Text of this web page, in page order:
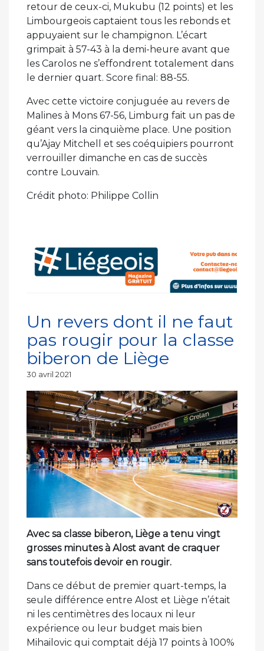
retour de ceux-ci, Mukubu (12 points) et les
Limbourgeois captaient tous les rebonds et
appuyaient sur le champignon. L’écart
grimpait à 57-43 à la demi-heure avant que
les Carolos ne s’effondrent totalement dans
le dernier quart. Score final: 88-55.
Avec cette victoire conjuguée au revers de
Malines à Mons 67-56, Limburg fait un pas de
géant vers la cinquième place. Une position
qu’Ajay Mitchell et ses coéquipiers pourront
verrouiller dimanche en cas de succès
contre Louvain.
Crédit photo: Philippe Collin
Un revers dont il ne faut
pas rougir pour la classe
biberon de Liège
Publié
30 avril 2021
Avec sa classe biberon, Liège a tenu vingt
grosses minutes à Alost avant de craquer
sans toutefois devoir en rougir.
Dans ce début de premier quart-temps, la
seule différence entre Alost et Liège n’était
ni les centimètres des locaux ni leur
expérience ou leur budget mais bien
Mihailovic qui comptait déjà 17 points à 100%